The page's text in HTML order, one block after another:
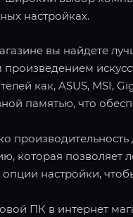
настройках.
вы найдете
как, ASUS,
памятью, что
которая
настройки,
ПК в интернет